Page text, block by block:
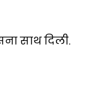
साथ दिली.